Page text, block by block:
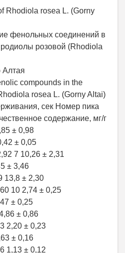
Rhodiola rosea L. (Gorny
фенольных соединений в
розовой (Rhodiola
Алтая
compounds in the
rosea L. (Gorny Altai)
сек Номер пика
содержание, мг/г
± 0,98
± 0,05
7 10,26 ± 2,31
± 3,46
13,8 ± 2,30
10 2,74 ± 0,25
± 0,25
± 0,86
2,20 ± 0,23
± 0,16
1,13 ± 0,12